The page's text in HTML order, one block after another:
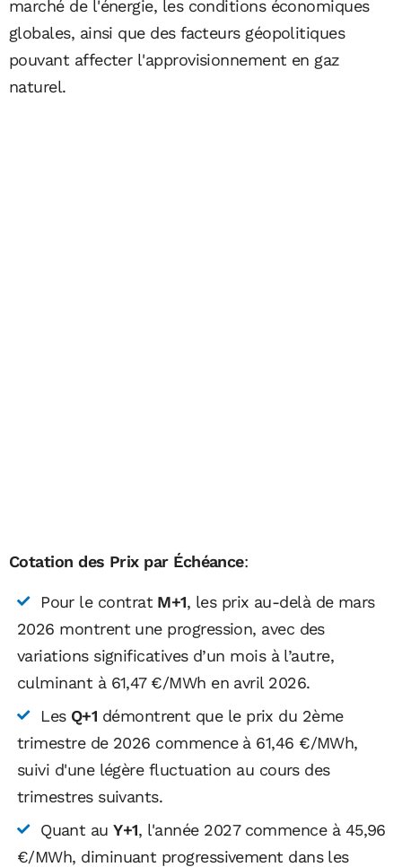
marché de l'énergie, les conditions économiques
globales, ainsi que des facteurs géopolitiques
pouvant affecter l'approvisionnement en gaz
naturel.
Cotation des Prix par Échéance:
Pour le contrat M+1, les prix au-delà de mars
2026 montrent une progression, avec des
variations significatives d’un mois à l’autre,
culminant à 61,47 €/MWh en avril 2026.
Les Q+1 démontrent que le prix du 2ème
trimestre de 2026 commence à 61,46 €/MWh,
suivi d'une légère fluctuation au cours des
trimestres suivants.
Quant auY+1, l'année 2027 commence à 45,96
€/MWh, diminuant progressivement dans les